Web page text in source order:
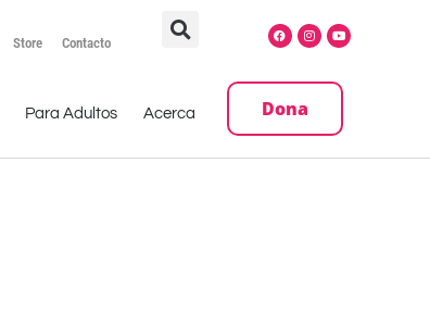
Store Contacto
Para Adultos Acerca Dona